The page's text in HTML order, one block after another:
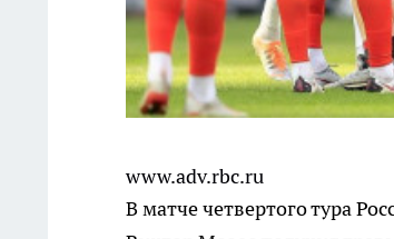
www.adv.rbc.ru
В матче четвертого тура